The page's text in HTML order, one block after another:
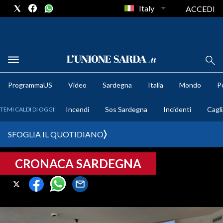
METEO
CRONACA SARDEGNA
CAGLIARI
SULCIS IGLESIENTE
Italy ACCEDI
ProgrammaUS Video Sardegna Italia Mondo
TEMI CALDI DI OGGI: Incendi Sos Sardegna Incidenti
SFOGLIA IL QUOTIDIANO
CRONACA SARDEGNA